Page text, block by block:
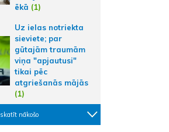
ēkā (1)
Uz ielas notriekta
sieviete; par
gūtajām traumām
viņa "apjautusi"
tikai pēc
atgriešanās mājās
(1)
skatīt nākošo